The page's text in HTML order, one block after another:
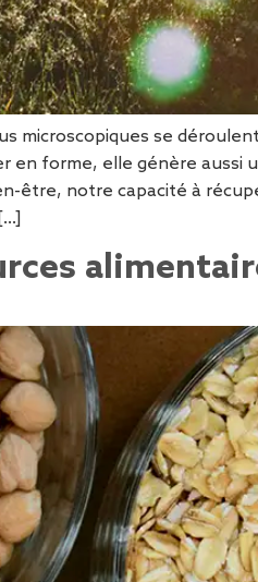
microscopiques se
en forme, elle génère
être, notre capacité à